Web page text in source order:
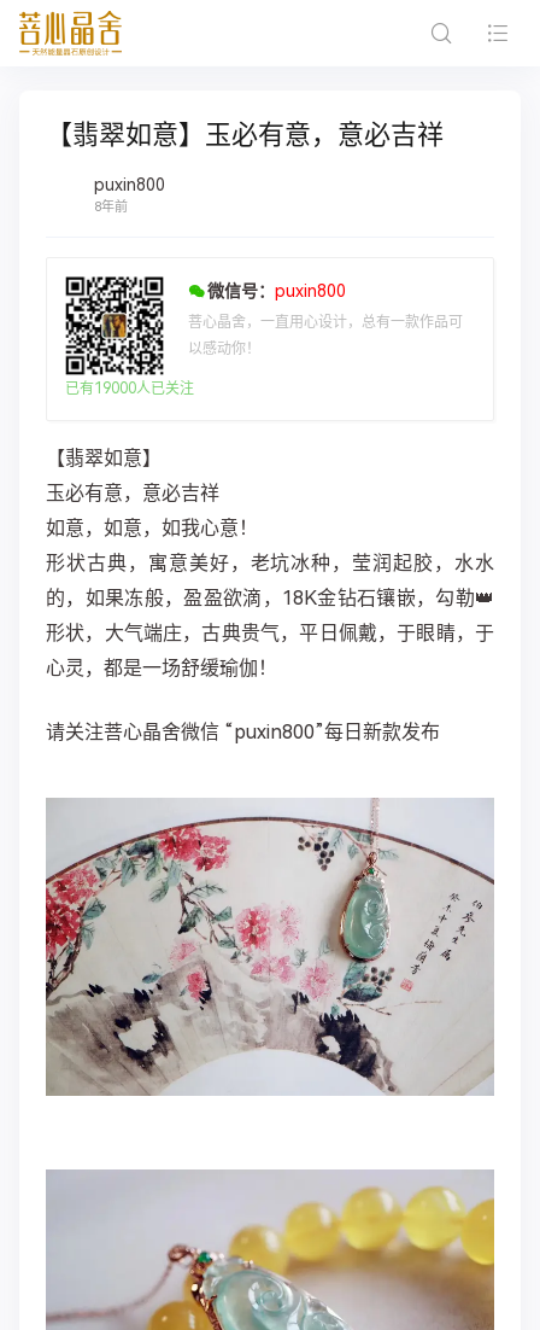
【翡翠如意】玉必有意，意必吉祥
puxin800
8年前
微信号： puxin800
菩心晶舍，一直用心设计，总有一款作品可
以感动你！
已有19000人已关注
【翡翠如意】
玉必有意，意必吉祥
如意，如意，如我心意！
形状古典，寓意美好，老坑冰种，莹润起胶，水水
的，如果冻般，盈盈欲滴，18K金钻石镶嵌，勾勒👑
形状，大气端庄，古典贵气，平日佩戴，于眼睛，于
心灵，都是一场舒缓瑜伽！
请关注菩心晶舍微信 “puxin800”每日新款发布